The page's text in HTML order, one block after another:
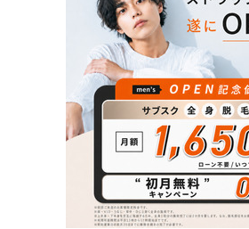
salon Ruby 大阪
たかはし形成
外科・美容外
科
大阪
目6-1
ばら
ヒフ科クリニ
ックいつみ
大阪
3 サ